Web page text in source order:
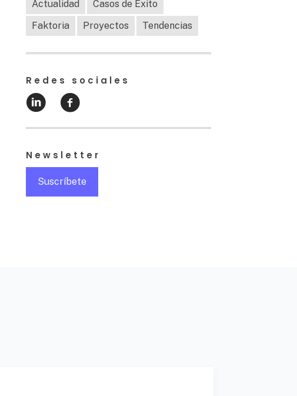
Actualidad
Casos de Éxito
Faktoria
Proyectos Tendencias
Redes sociales
Newsletter
Suscríbete